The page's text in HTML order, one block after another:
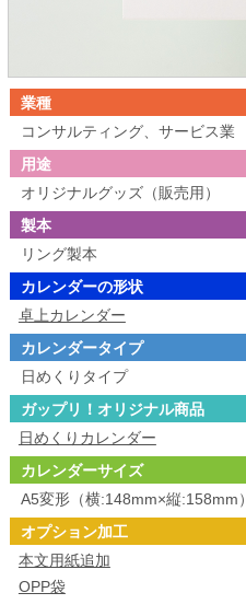
業種
コンサルティング、サービス業
用途
オリジナルグッズ（販売用）
製本
リング製本
カレンダーの形状
卓上カレンダー
カレンダータイプ
日めくりタイプ
ガップリ！オリジナル商品
日めくりカレンダー
カレンダーサイズ
A5変形（横:148mm×縦:158mm）
オプション加工
本文用紙追加
OPP袋